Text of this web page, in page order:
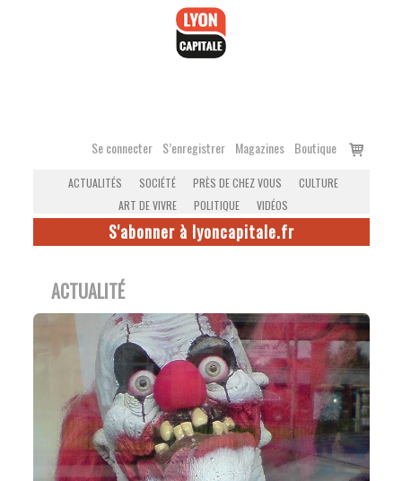
Se connecter S’enregistrer Magazines Boutique
Voir
ACTUALITÉS SOCIÉTÉ PRÈS DE CHEZ VOUS
CULTURE
ART DE VIVRE
POLITIQUE VIDÉOS
S'abonner à lyoncapitale.fr
ACTUALITÉ